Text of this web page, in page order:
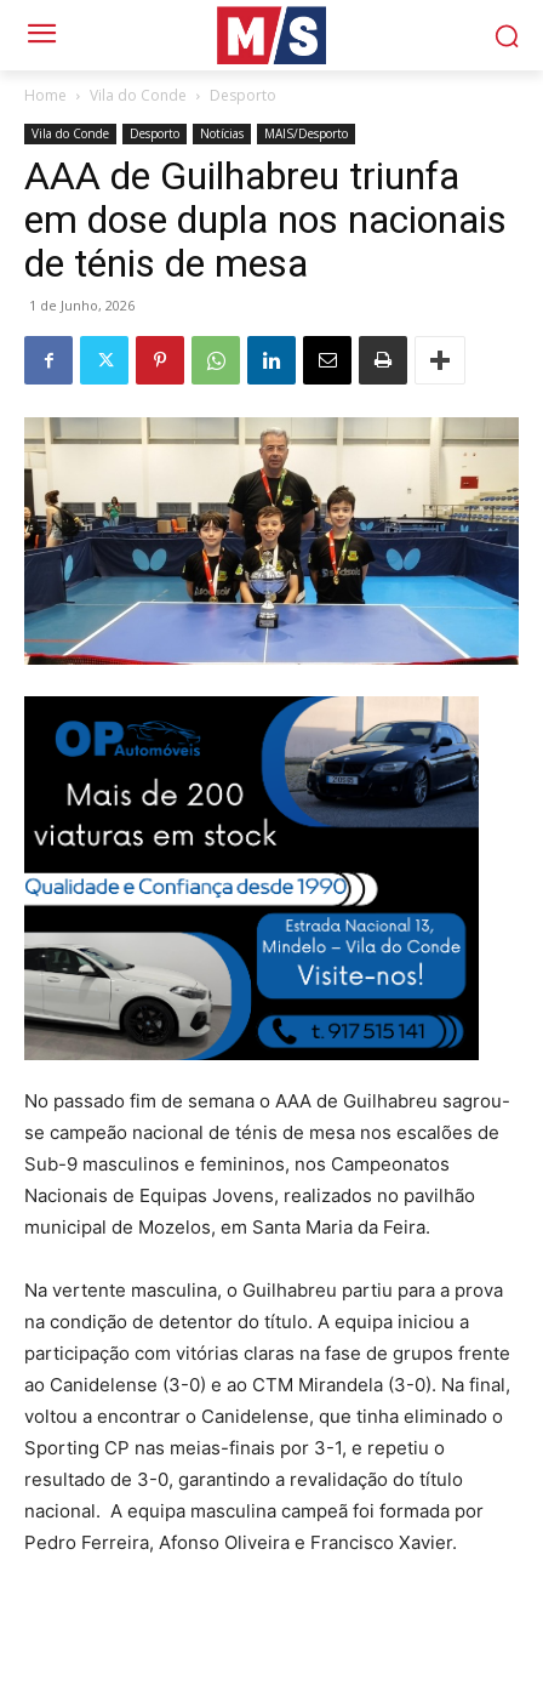
Home Vila do Conde Desporto
Vila do Conde Desporto Notícias MAIS/Desporto
AAA de Guilhabreu triunfa
em dose dupla nos nacionais
de ténis de mesa
1 de Junho, 2026
No passado fim de semana o AAA de Guilhabreu sagrou-
se campeão nacional de ténis de mesa nos escalões de
Sub-9 masculinos e femininos, nos Campeonatos
Nacionais de Equipas Jovens, realizados no pavilhão
municipal de Mozelos, em Santa Maria da Feira.
Na vertente masculina, o Guilhabreu partiu para a prova
na condição de detentor do título. A equipa iniciou a
participação com vitórias claras na fase de grupos frente
ao Canidelense (3-0) e ao CTM Mirandela (3-0). Na final,
voltou a encontrar o Canidelense, que tinha eliminado o
Sporting CP nas meias-finais por 3-1, e repetiu o
resultado de 3-0, garantindo a revalidação do título
nacional. A equipa masculina campeã foi formada por
Pedro Ferreira, Afonso Oliveira e Francisco Xavier.